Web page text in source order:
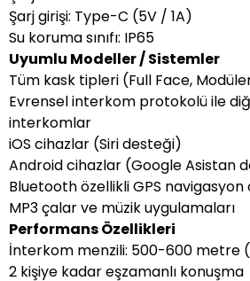
Şarj girişi: Type-C (5V / 1A)
Su koruma sınıfı: IP65
Uyumlu Modeller / Sistemler
Tüm kask tipleri (Full Face,
Evrensel interkom protokolü ile
interkomlar
iOS cihazlar (Siri desteği)
Android cihazlar (Google Asistan
Bluetooth özellikli GPS navigasyon
MP3 çalar ve müzik uygulamaları
Performans Özellikleri
İnterkom menzili: 500-600 metre
2 kişiye kadar eşzamanlı konuşma